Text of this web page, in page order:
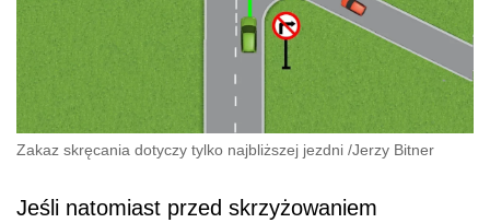
Zakaz skręcania dotyczy tylko najbliższej jezdni /Jerzy Bitner
Jeśli natomiast przed skrzyżowaniem